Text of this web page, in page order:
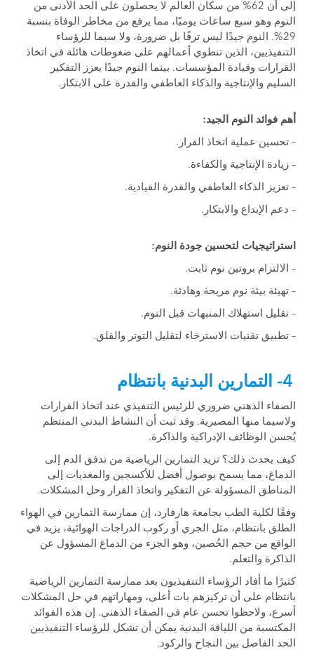
إلى أن 62% من سكان العالم لا يحصلون على الحد الأدنى من
النوم وهو سبع ساعات يوميًا، مما يرفع من مخاطر الوفاة بنسبة
29%. النوم جيدًا ليس ترفًا بل ضرورة، ولا سيما للرؤساء
التنفيذيين، الذين تنطوي أعمالهم على ضغوطات هائلة في اتخاذ
القرارات وقيادة المؤسسات. بينما النوم جيدًا يعزز التفكير
السليم والإنتاجية والذكاء العاطفي والقدرة على الابتكار.
أهم فوائد النوم الجيد:
– تحسين عملية اتخاذ القرار.
– زيادة الإنتاجية والكفاءة.
– تعزيز الذكاء العاطفي والقدرة القيادية.
– دعم الإبداع والابتكار.
استراتيجيات لتحسين جودة النوم:
– الالتزام بروتين نوم ثابت.
– تهيئة بيئة نوم مريحة وهادئة.
– تقليل استهلاك المنبهات قبل النوم.
– تطبيق تقنيات الاسترخاء لتقليل التوتر والقلق.
4- التمارين البدنية بانتظام
الصفاء الذهني ضروري للرئيس التنفيذي عند اتخاذ القرارات
ولاسيما منها المصيرية. وقد ثبت أن النشاط البدني المنتظم
يُحسن الوظائف الإدراكية والذاكرة.
كيف يحدث ذلك؟ تزيد التمارين الرياضية من تدفق الدم إلى
الدماغ، مما يسمح بوصول أفضل للأكسجين والمغذيات إلى
المناطق المسؤولة عن التفكير واتخاذ القرار وحل المشكلات.
وفقًا لكلية الطب بجامعة هارفارد، إن ممارسة التمارين في الهواء
الطلق بانتظام، مثل الجري أو ركوب الدراجات الهوائية، يزيد في
الواقع من حجم الحُصين، وهو الجزء من الدماغ المسؤول عن
الذاكرة والتعلم.
كثيرًا ما أفاد الرؤساء التنفيذيون بعد ممارسة التمارين الرياضية
بانتظام على أن تركيزهم بات أعلى، ومهاراتهم في حل المشكلات
أسرع، ولاحظوا تحسن عام في الصفاء الذهني. إن هذه الفوائد
المكتسبة من اللياقة البدنية يمكن أن تشكل للرؤساء التنفيذيين
الحد الفاصل بين النجاح والركود.